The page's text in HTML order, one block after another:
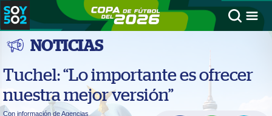
NOTICIAS
Tuchel: “Lo importante es ofrecer
nuestra mejor versión”
Con información de Agencias